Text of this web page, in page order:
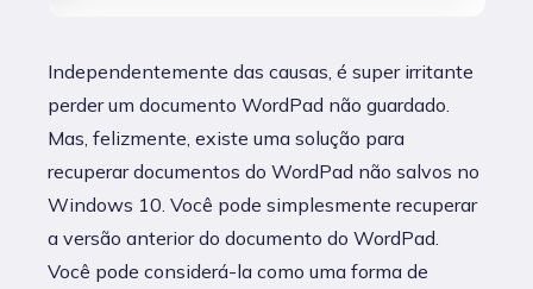
Independentemente das causas, é super irritante
perder um documento WordPad não guardado.
Mas, felizmente, existe uma solução para
recuperar documentos do WordPad não salvos no
Windows 10. Você pode simplesmente recuperar
a versão anterior do documento do WordPad.
Você pode considerá-la como uma forma de